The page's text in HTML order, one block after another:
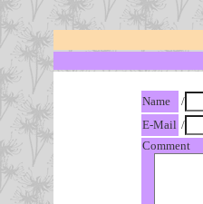
Name
/
E-Mail /
Comment